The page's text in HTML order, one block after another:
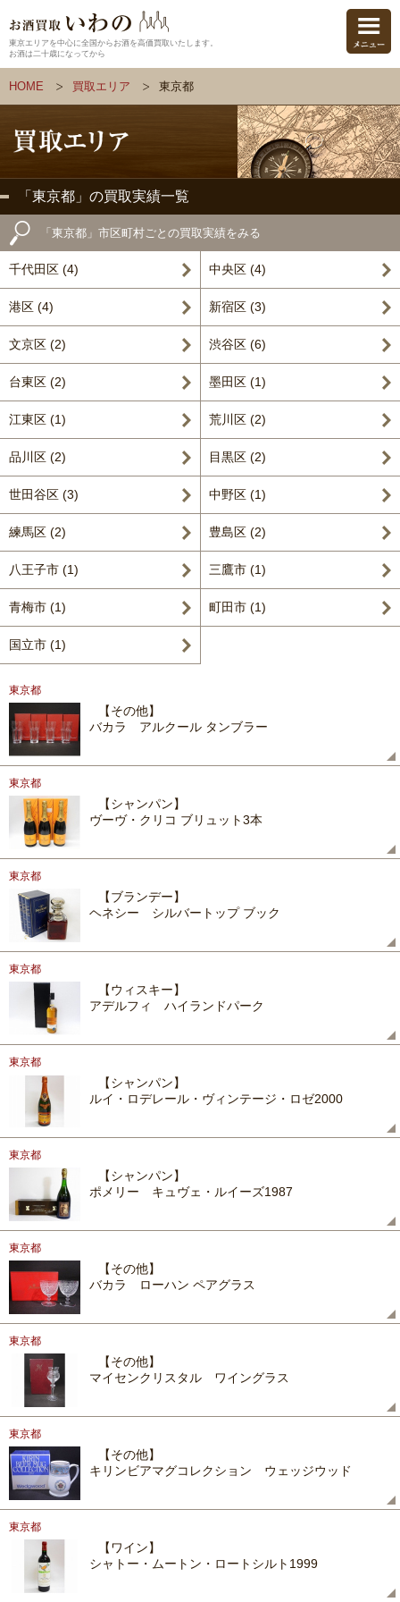
東京エリアを中心に全国からお酒を高価買取いたします。
お酒は二十歳になってから
HOME 買取エリア 東京都
「東京都」の買取実績一覧
「東京都」市区町村ごとの買取実績をみる
千代田区 (4) 中央区 (4)
港区 (4) 新宿区 (3)
文京区 (2) 渋谷区 (6)
台東区 (2) 墨田区 (1)
江東区 (1) 荒川区 (2)
品川区 (2) 目黒区 (2)
世田谷区 (3) 中野区 (1)
練馬区 (2) 豊島区 (2)
八王子市 (1) 三鷹市 (1)
青梅市 (1) 町田市 (1)
国立市 (1)
東京都
【その他】
バカラ アルクール タンブラー
東京都
【シャンパン】
ヴーヴ・クリコ ブリュット3本
東京都
【ブランデー】
ヘネシー シルバートップ ブック
東京都
【ウィスキー】
アデルフィ ハイランドパーク
東京都
【シャンパン】
ルイ・ロデレール・ヴィンテージ・ロゼ2000
東京都
【シャンパン】
ポメリー キュヴェ・ルイーズ1987
東京都
【その他】
バカラ ローハン ペアグラス
東京都
【その他】
マイセンクリスタル ワイングラス
東京都
【その他】
キリンビアマグコレクション ウェッジウッド
東京都
【ワイン】
シャトー・ムートン・ロートシルト1999